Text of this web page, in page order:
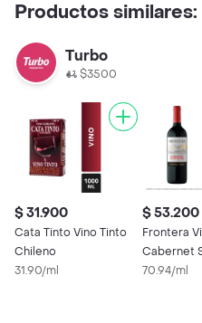
Productos similares:
Turbo
$3500
$ 31.900
Cata Tinto Vino Tinto
Chileno
31.90/ml
$ 53.200
Frontera
Cabernet
70.94/ml